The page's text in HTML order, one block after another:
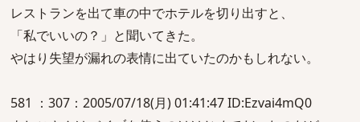
レストランを出て車の中でホテルを切り出すと、
「私でいいの？」と聞いてきた。
やはり失望が漏れの表情に出ていたのかもしれない。
581 ：307：2005/07/18(月) 01:41:47 ID:Ezvai4mQ0